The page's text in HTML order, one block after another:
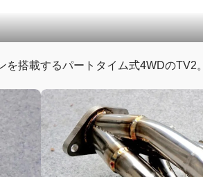
搭載するパートタイム式4WDのTV2。